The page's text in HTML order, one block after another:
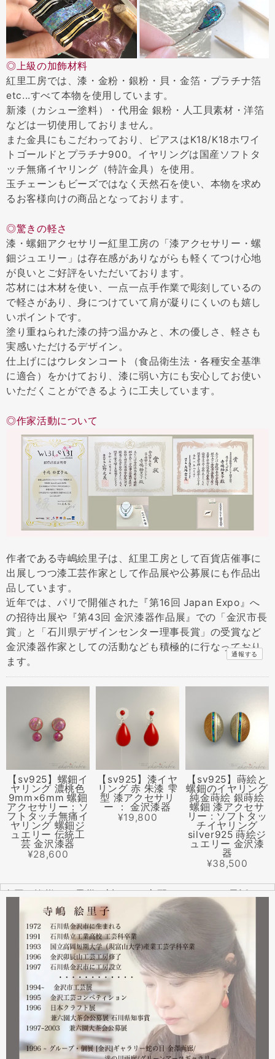
◎上級の加飾材料
紅里工房では、漆・金粉・銀粉・貝・金箔・プラチナ箔
etc...すべて本物を使用しています。
新漆（カシュー塗料）・代用金 銀粉・人工貝素材・洋箔
などは一切使用しておりません。
また金具にもこだわっており、ピアスはK18/K18ホワイ
トゴールドとプラチナ900。イヤリングは国産ソフトタ
ッチ無痛イヤリング（特許金具）を使用。
玉チェーンもビーズではなく天然石を使い、本物を求め
るお客様向けの商品となっております。
◎驚きの軽さ
漆・螺鈿アクセサリー紅里工房の「漆アクセサリー・螺
鈿ジュエリー」は存在感がありながらも軽くてつけ心地
が良いとご好評をいただいております。
芯材には木材を使い、一点一点手作業で彫刻しているの
で軽さがあり、身につけていて肩が凝りにくいのも嬉し
いポイントです。
塗り重ねられた漆の持つ温かみと、木の優しさ、軽さも
実感いただけるデザイン。
仕上げにはウレタンコート（食品衛生法・各種安全基準
に適合）をかけており、漆に弱い方にも安心してお使い
いただくことができるように工夫しています。
◎作家活動について
作者である寺嶋絵里子は、紅里工房として百貨店催事に
出展しつつ漆工芸作家として作品展や公募展にも作品出
品しています。
近年では、パリで開催された『第16回 Japan Expo』へ
の招待出展や『第43回 金沢漆器作品展』での「金沢市長
賞」と「石川県デザインセンター理事長賞」の受賞など
金沢漆器作家としての活動なども積極的に行なっており
ます。
通報する
【sv925】螺鈿イ
ヤリング 濃桃色
9mm×6mm 螺鈿
アクセサリー：ソ
フトタッチ無痛イ
ヤリング 螺鈿ジ
ュエリー 伝統工
芸 金沢漆器
¥28,600
【sv925】漆イヤ
リング 赤 朱漆 雫
型 漆アクセサリ
ー ： 金沢漆器
¥19,800
【sv925】蒔絵と
螺鈿のイヤリング
純金蒔絵 銀蒔絵
螺鈿 漆アクセサ
リー : ソフトタッ
チイヤリング
silver925 蒔絵ジ
ュエリー 金沢漆
器
¥38,500
全国の皆様より震災に対するご心配のメールやお電話をた
くさんいただきました。ありがとうございます。
幸い紅里工房にはそれほどの被害もなく、ただいま通常の
営業をしております。配送につきましても金沢から発送す
る分につきましては問題ありませんのでご安心ください。
皆様には多大なご心配をおかけしており心苦しいばかりで
はありますが、今後とも紅里工房をどうぞよろしくお願い
いたします。
漆工芸・紅里工房 寺嶋絵里子
2023.02